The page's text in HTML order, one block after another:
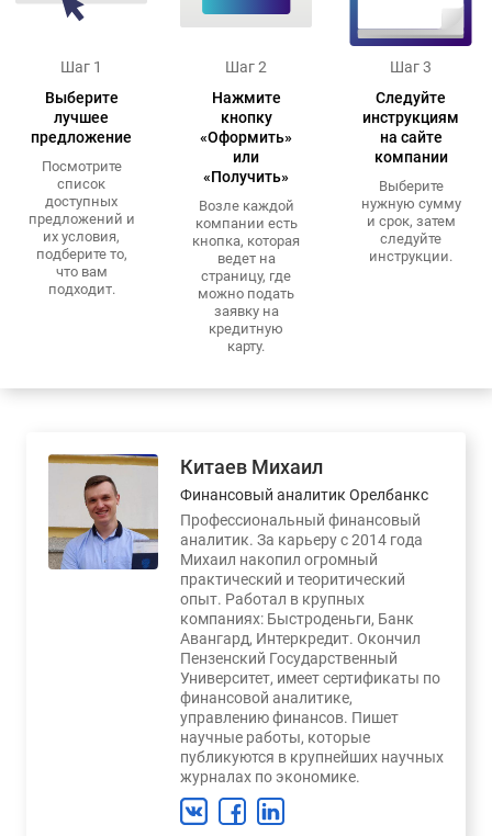
Шаг 1
Выберите
лучшее
предложение
Посмотрите
список
доступных
предложений и
их условия,
подберите то,
что вам
подходит.
Шаг 2
Нажмите
кнопку
«Оформить»
или
«Получить»
Возле каждой
компании есть
кнопка, которая
ведет на
страницу, где
можно подать
заявку на
кредитную
карту.
Шаг 3
Следуйте
инструкциям
на сайте
компании
Выберите
нужную сумму
и срок, затем
следуйте
инструкции.
Китаев Михаил
Финансовый аналитик Орелбанкс
Профессиональный финансовый
аналитик. За карьеру с 2014 года
Михаил накопил огромный
практический и теоритический
опыт. Работал в крупных
компаниях: Быстроденьги, Банк
Авангард, Интеркредит. Окончил
Пензенский Государственный
Университет, имеет сертификаты по
финансовой аналитике,
управлению финансов. Пишет
научные работы, которые
публикуются в крупнейших научных
журналах по экономике.